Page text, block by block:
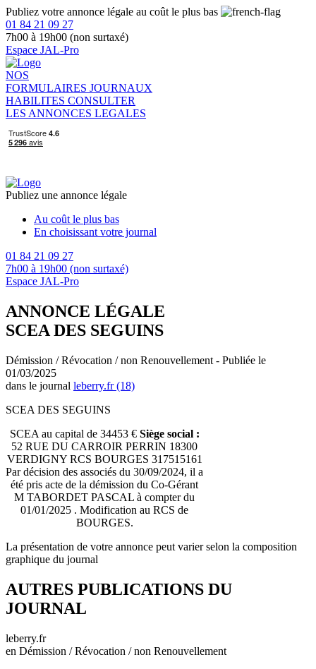
Publiez votre annonce légale au coût le plus bas
01 84 21 09 27
7h00 à 19h00 (non surtaxé)
Espace JAL-Pro
NOS
FORMULAIRES JOURNAUX
HABILITES CONSULTER
LES ANNONCES LEGALES
Publiez une annonce légale
Au coût le plus bas
En choisissant votre journal
01 84 21 09 27
7h00 à 19h00 (non surtaxé)
Espace JAL-Pro
ANNONCE LÉGALE
SCEA DES SEGUINS
Démission / Révocation / non Renouvellement - Publiée le
01/03/2025
dans le journal leberry.fr (18)
SCEA DES SEGUINS
SCEA au capital de 34453 € Siège social :
52 RUE DU CARROIR PERRIN 18300
VERDIGNY RCS BOURGES 317515161
Par décision des associés du 30/09/2024, il a
été pris acte de la démission du Co-Gérant
M TABORDET PASCAL à compter du
01/01/2025 . Modification au RCS de
BOURGES.
La présentation de votre annonce peut varier selon la composition
graphique du journal
AUTRES PUBLICATIONS DU
JOURNAL
leberry.fr
en Démission / Révocation / non Renouvellement